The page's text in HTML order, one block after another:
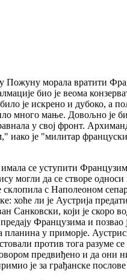
Пожуну морала вратити
био је веома
је искрено и дубоко, а
много мање. Довољно је
у свој фронт.
иако је "милитар
се уступити
могли да се створе
склопила с Наполеоном
хоће ли је Аустрија
Санковски, који је скоро
Французима и позвао
у приморје.
против тога разуме
предвиђено и да они
је за грађанске